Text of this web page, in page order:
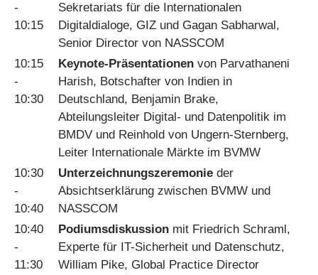
-
10:15
Sekretariats für die Internationalen
Digitaldialoge, GIZ und Gagan Sabharwal,
Senior Director von NASSCOM
10:15
-
10:30
Keynote-Präsentationen von Parvathaneni
Harish, Botschafter von Indien in
Deutschland, Benjamin Brake,
Abteilungsleiter Digital- und Datenpolitik im
BMDV und Reinhold von Ungern-Sternberg,
Leiter Internationale Märkte im BVMW
10:30
-
10:40
Unterzeichnungszeremonie der
Absichtserklärung zwischen BVMW und
NASSCOM
10:40
-
11:30
Podiumsdiskussion mit Friedrich Schraml,
Experte für IT-Sicherheit und Datenschutz,
William Pike, Global Practice Director